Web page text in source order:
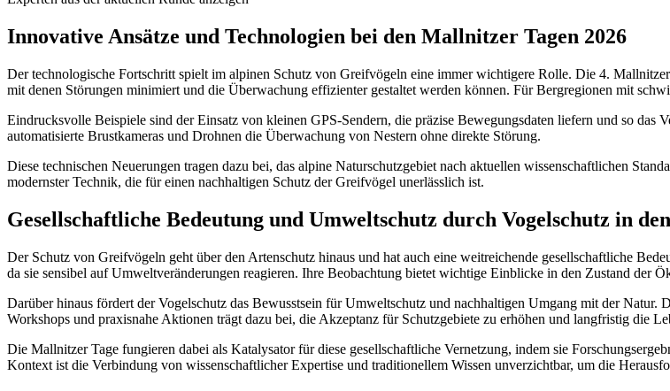
Innovative Ansätze und Technologien bei den Mallnitzer Tagen 2026
Der technologische Fortschritt spielt im alpinen Schutz von Greifvögeln eine immer wichtigere Rolle. Die 4.
mit denen Störungen minimiert und die Überwachung effizienter gestaltet werden können. Für Bergregionen mit
Eindrucksvolle Beispiele sind der Einsatz von kleinen GPS-Sendern, die präzise Bewegungsdaten liefern und so
automatisierte Brustkameras und Drohnen die Überwachung von Nestern ohne direkte Störung.
Diese technischen Neuerungen tragen dazu bei, das alpine Naturschutzgebiet nach aktuellen wissenschaftlichen
modernster Technik, die für einen nachhaltigen Schutz der Greifvögel unerlässlich ist.
Gesellschaftliche Bedeutung und Umweltschutz durch Vogelschutz in
Der Schutz von Greifvögeln geht über den Artenschutz hinaus und hat auch eine weitreichende gesellschaftliche
da sie sensibel auf Umweltveränderungen reagieren. Ihre Beobachtung bietet wichtige Einblicke in den Zustand der
Darüber hinaus fördert der Vogelschutz das Bewusstsein für Umweltschutz und nachhaltigen Umgang mit der
Workshops und praxisnahe Aktionen trägt dazu bei, die Akzeptanz für Schutzgebiete zu erhöhen und langfristig die
Die Mallnitzer Tage fungieren dabei als Katalysator für diese gesellschaftliche Vernetzung, indem sie
Kontext ist die Verbindung von wissenschaftlicher Expertise und traditionellem Wissen unverzichtbar, um die